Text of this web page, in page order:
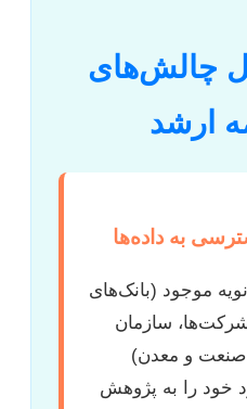
چالش‌های
ارشد
به داده‌ها
موجود (بانک‌های
سازمان
صنعت و معدن)
خود را به پژوهش